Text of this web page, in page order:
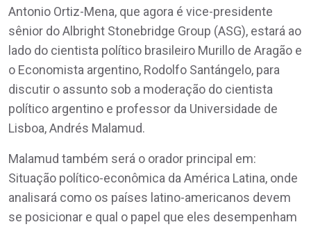
Antonio Ortiz-Mena, que agora é vice-presidente
sênior do Albright Stonebridge Group (ASG), estará ao
lado do cientista político brasileiro Murillo de Aragão e
o Economista argentino, Rodolfo Santángelo, para
discutir o assunto sob a moderação do cientista
político argentino e professor da Universidade de
Lisboa, Andrés Malamud.
Malamud também será o orador principal em:
Situação político-econômica da América Latina, onde
analisará como os países latino-americanos devem
se posicionar e qual o papel que eles desempenham